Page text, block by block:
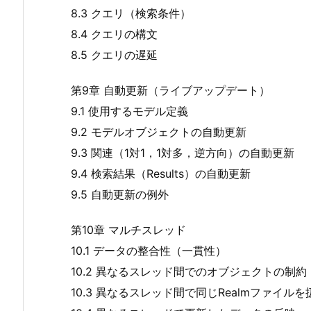
8.3 クエリ（検索条件）
8.4 クエリの構文
8.5 クエリの遅延
第9章 自動更新（ライブアップデート）
9.1 使用するモデル定義
9.2 モデルオブジェクトの自動更新
9.3 関連（1対1，1対多，逆方向）の自動更新
9.4 検索結果（Results）の自動更新
9.5 自動更新の例外
第10章 マルチスレッド
10.1 データの整合性（一貫性）
10.2 異なるスレッド間でのオブジェクトの制約
10.3 異なるスレッド間で同じRealmファイルを